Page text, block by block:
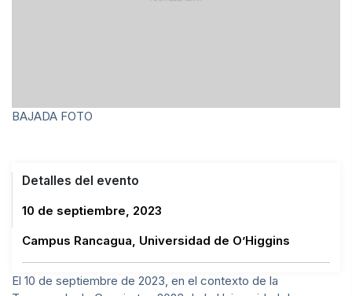
BAJADA FOTO
Detalles del evento
10 de septiembre, 2023
Campus Rancagua, Universidad de O’Higgins
El 10 de septiembre de 2023, en el contexto de la